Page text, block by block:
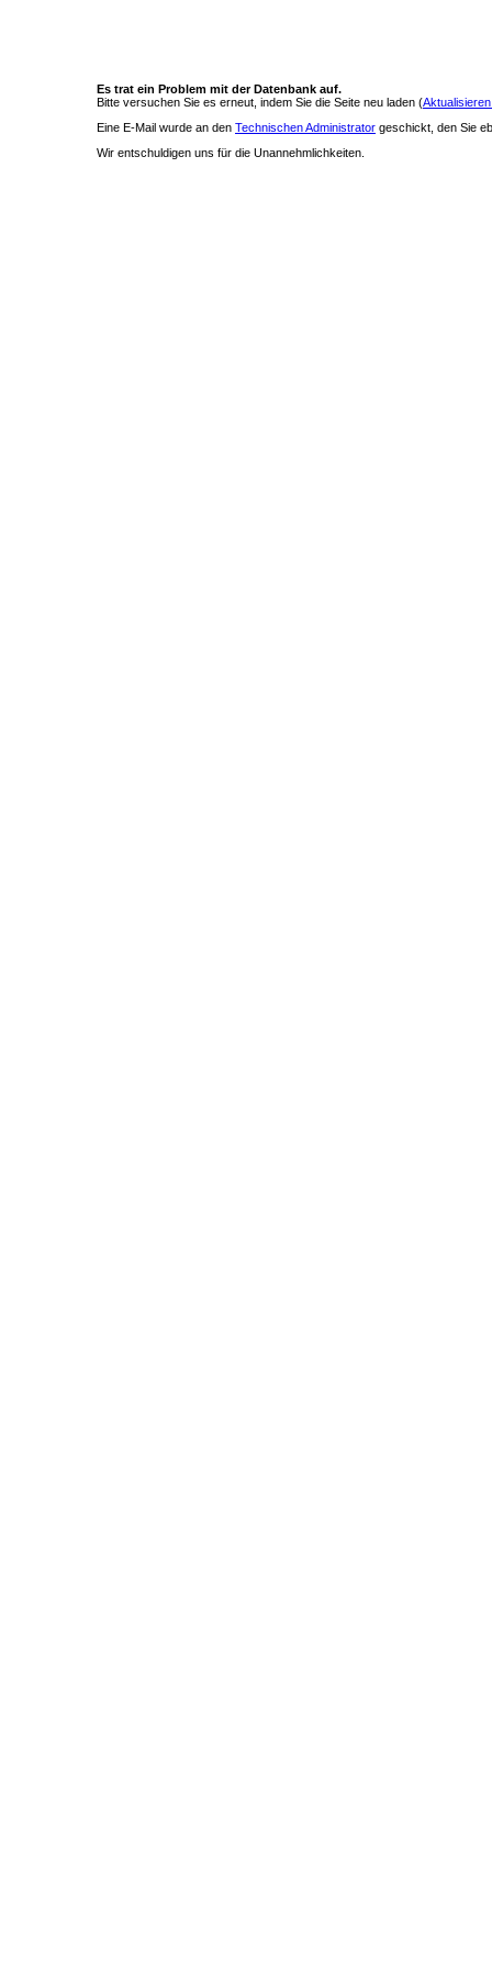
Es trat ein Problem mit der Datenbank auf.
Bitte versuchen Sie es erneut, indem Sie die Seite neu laden (
Eine E-Mail wurde an den Technischen Administrator geschickt, den Sie
Wir entschuldigen uns für die Unannehmlichkeiten.